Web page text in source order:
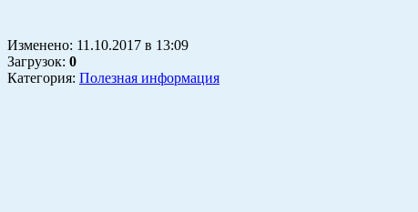
Изменено: 11.10.2017 в 13:09
Загрузок: 0
Категория: Полезная информация